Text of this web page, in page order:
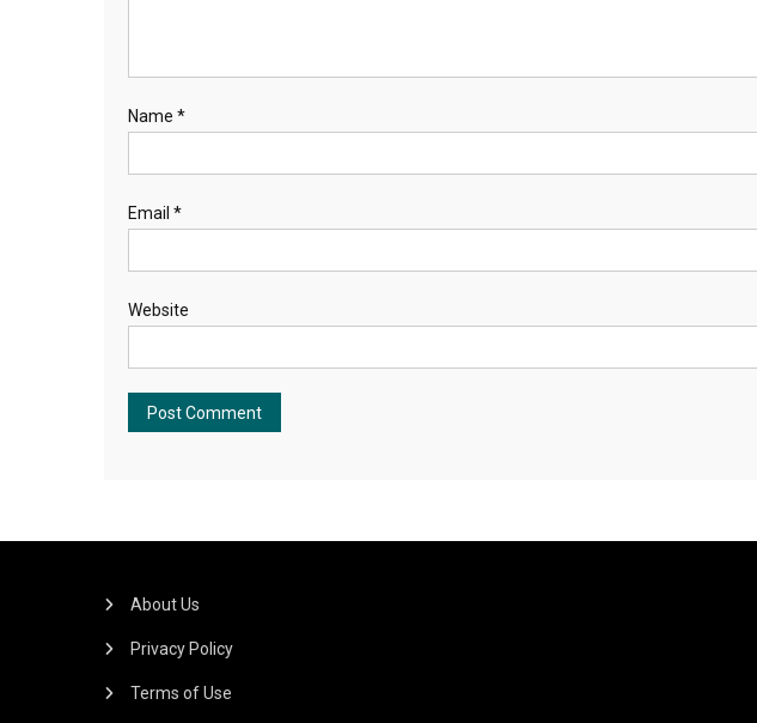
Name *
Email *
Website
About Us
Privacy Policy
Terms of Use